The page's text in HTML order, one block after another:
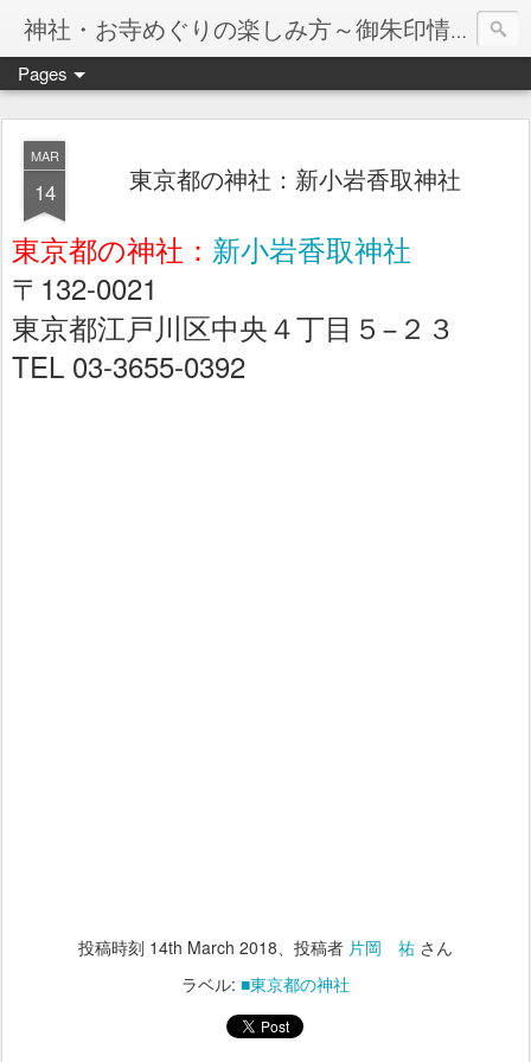
神社・お寺めぐりの楽しみ方～御朱印情報マップ～
Pages
MAR
14 東京都の神社：新小岩香取神社
東京都の神社： 新小岩香取神社
〒132-0021
東京都江戸川区中央４丁目５−２３
TEL 03-3655-0392
投稿時刻 14th March 2018、投稿者 片岡 祐 さん
ラベル: ■東京都の神社